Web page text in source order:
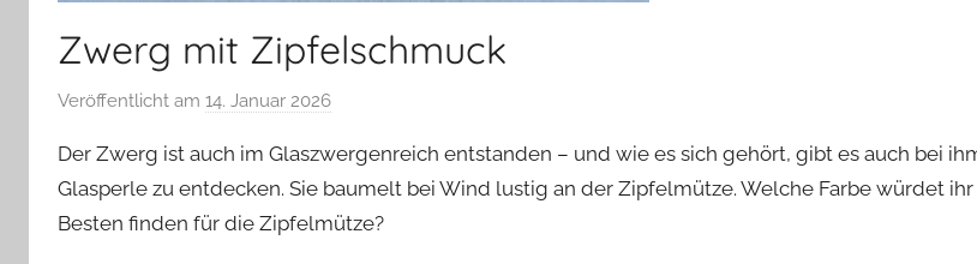
Zwerg mit Zipfelschmuck
Veröffentlicht am 14. Januar 2026
n
G
l
Der Zwerg ist auch im Glaszwergenreich entstanden – und wie es sich gehört, gibt es auch bei
Glasperle zu entdecken. Sie baumelt bei Wind lustig an der Zipfelmütze. Welche Farbe würdet ihr
Besten finden für die Zipfelmütze?